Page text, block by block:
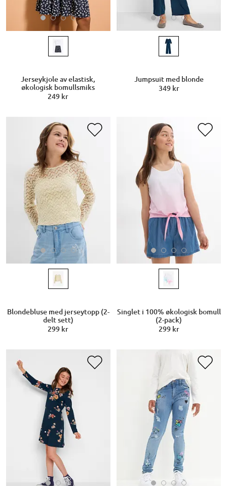
Jerseykjole av elastisk,
økologisk bomullsmiks
249 kr
Jumpsuit med blonde
349 kr
Blondebluse med jerseytopp (2-
delt sett)
299 kr
Singlet i 100% økologisk bomull
(2-pack)
299 kr